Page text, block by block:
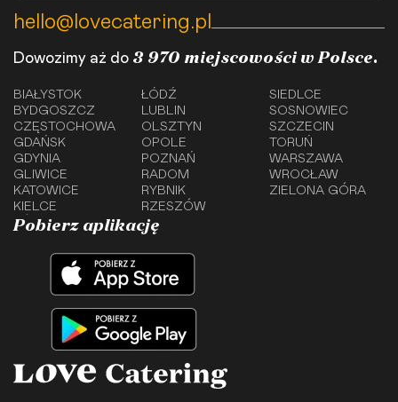
hello@lovecatering.pl
Dowozimy aż do 3 970 miejscowości w Polsce.
BIAŁYSTOK
BYDGOSZCZ
CZĘSTOCHOWA
GDAŃSK
GDYNIA
GLIWICE
KATOWICE
KIELCE
ŁÓDŹ
LUBLIN
OLSZTYN
OPOLE
POZNAŃ
RADOM
RYBNIK
RZESZÓW
SIEDLCE
SOSNOWIEC
SZCZECIN
TORUŃ
WARSZAWA
WROCŁAW
ZIELONA GÓRA
Pobierz aplikację